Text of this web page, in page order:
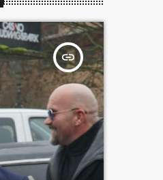
insert_link